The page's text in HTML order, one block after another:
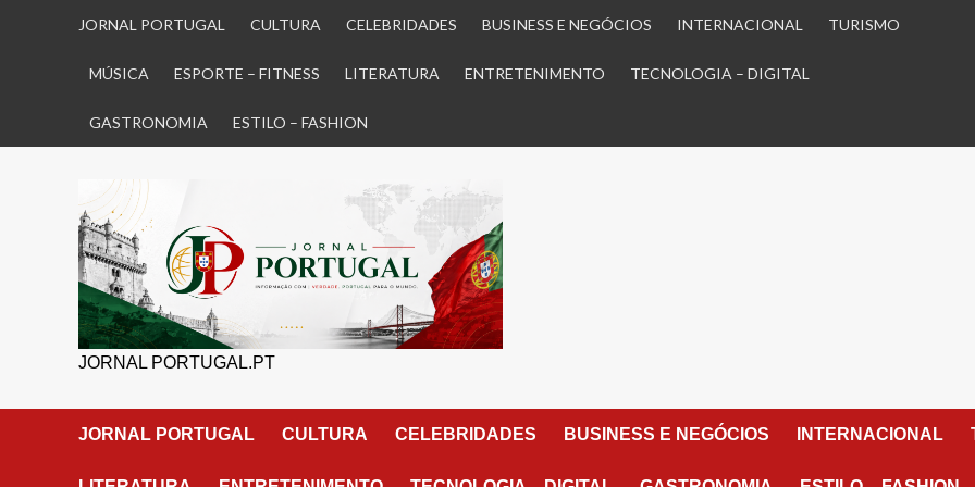
JORNAL PORTUGAL CULTURA CELEBRIDADES BUSINESS E NEGÓCIOS INTERNACIONAL TURISMO
MÚSICA ESPORTE – FITNESS LITERATURA ENTRETENIMENTO TECNOLOGIA – DIGITAL
GASTRONOMIA ESTILO – FASHION
JORNAL PORTUGAL.PT
JORNAL PORTUGAL CULTURA CELEBRIDADES BUSINESS E NEGÓCIOS INTERNACIONAL